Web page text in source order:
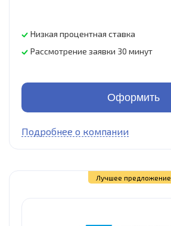
Низкая процентная ставка
Рассмотрение заявки 30 минут
Оформить
Подробнее о компании
Лучшее предложение